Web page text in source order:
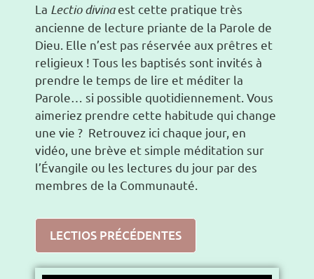
La Lectio divinaest cette pratique très
ancienne de lecture priante de la Parole de
Dieu. Elle n’est pas réservée aux prêtres et
religieux ! Tous les baptisés sont invités à
prendre le temps de lire et méditer la
Parole… si possible quotidiennement. Vous
aimeriez prendre cette habitude qui change
une vie ? Retrouvez ici chaque jour, en
vidéo, une brève et simple méditation sur
l’Évangile ou les lectures du jour par des
membres de la Communauté.
LECTIOS PRÉCÉDENTES